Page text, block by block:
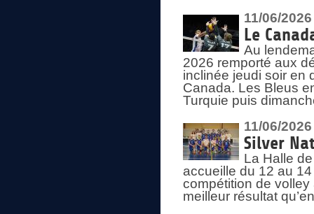
11/06/2026
Le
Au
2026 remporté aux
inclinée jeudi soir en
Canada. Les Bleus
Turquie puis
11/06/2026
Silver
La Halle
accueille du 12 au
compétition de
meilleur résultat